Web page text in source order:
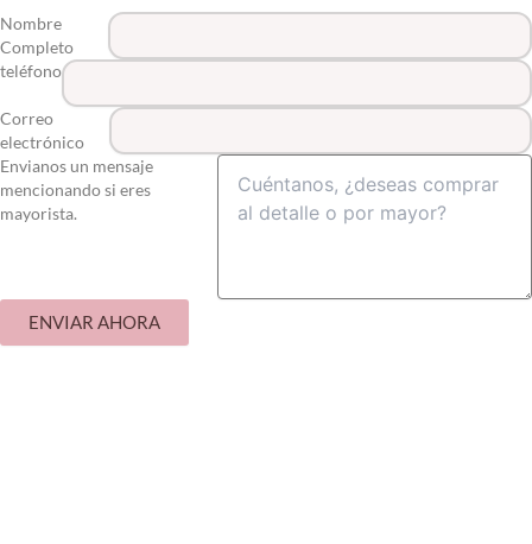
Nombre
Completo
teléfono
Correo
electrónico
Envianos un mensaje
mencionando si eres
mayorista.
ENVIAR AHORA